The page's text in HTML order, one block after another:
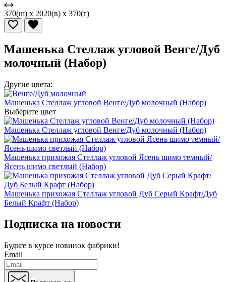
370(ш) x 2020(в) x 370(г)
Машенька Стеллаж угловой Венге/Дуб
молочный (Набор)
Другие цвета:
Машенька Стеллаж угловой Венге/Дуб молочный (Набор)
Выберите цвет
Машенька Стеллаж угловой Венге/Дуб молочный (Набор)
Машенька прихожая Стеллаж угловой Ясень шимо темный/
Ясень шимо светлый (Набор)
Машенька прихожая Стеллаж угловой Дуб Серый Крафт/Дуб
Белый Крафт (Набор)
Подписка на новости
Будьте в курсе новинок фабрики!
Email